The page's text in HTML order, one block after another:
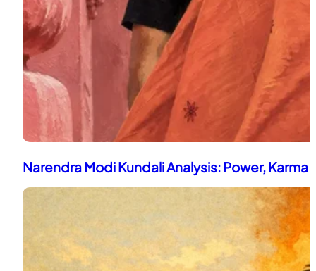
Narendra Modi Kundali Analysis: Power, Karma